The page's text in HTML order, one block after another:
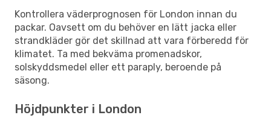
Kontrollera väderprognosen för London innan du
packar. Oavsett om du behöver en lätt jacka eller
strandkläder gör det skillnad att vara förberedd för
klimatet. Ta med bekväma promenadskor,
solskyddsmedel eller ett paraply, beroende på
säsong.
Höjdpunkter i London